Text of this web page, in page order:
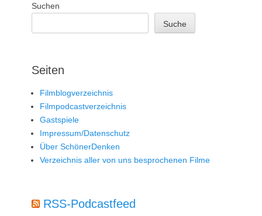
Suchen
Suche
Seiten
Filmblogverzeichnis
Filmpodcastverzeichnis
Gastspiele
Impressum/Datenschutz
Über SchönerDenken
Verzeichnis aller von uns besprochenen Filme
RSS-Podcastfeed